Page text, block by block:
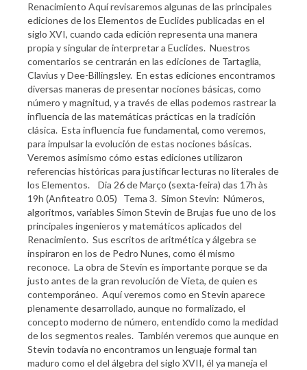
Renacimiento Aquí revisaremos algunas de las principales
ediciones de los Elementos de Euclides publicadas en el
siglo XVI, cuando cada edición representa una manera
propia y singular de interpretar a Euclides. Nuestros
comentarios se centrarán en las ediciones de Tartaglia,
Clavius y Dee-Billingsley. En estas ediciones encontramos
diversas maneras de presentar nociones básicas, como
número y magnitud, y a través de ellas podemos rastrear la
influencia de las matemáticas prácticas en la tradición
clásica. Esta influencia fue fundamental, como veremos,
para impulsar la evolución de estas nociones básicas.
Veremos asimismo cómo estas ediciones utilizaron
referencias históricas para justificar lecturas no literales de
los Elementos. Dia 26 de Março (sexta-feira) das 17h às
19h (Anfiteatro 0.05) Tema 3. Simon Stevin: Números,
algoritmos, variables Simon Stevin de Brujas fue uno de los
principales ingenieros y matemáticos aplicados del
Renacimiento. Sus escritos de aritmética y álgebra se
inspiraron en los de Pedro Nunes, como él mismo
reconoce. La obra de Stevin es importante porque se da
justo antes de la gran revolución de Vieta, de quien es
contemporáneo. Aquí veremos como en Stevin aparece
plenamente desarrollado, aunque no formalizado, el
concepto moderno de número, entendido como la medidad
de los segmentos reales. También veremos que aunque en
Stevin todavía no encontramos un lenguaje formal tan
maduro como el del álgebra del siglo XVII, él ya maneja el